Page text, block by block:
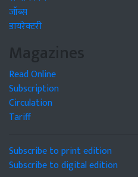
जॉब्स
डायरेक्टरी
Magazines
Read Online
Subscription
Circulation
Tariff
Subscribe to print edition
Subscribe to digital edition